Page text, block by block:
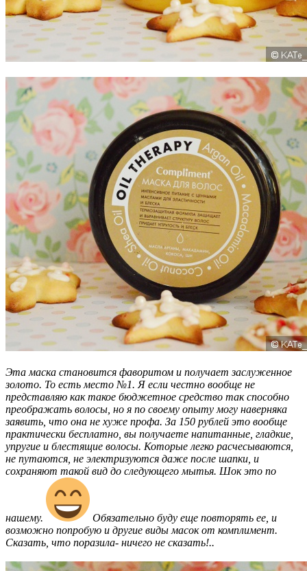
Эта маска становится фаворитом и получает заслуженное
золото. То есть место №1. Я если честно вообще не
представляю как такое бюджетное средство так способно
преображать волосы, но я по своему опыту могу наверняка
заявить, что она не хуже профа. За 150 рублей это вообще
практически бесплатно, вы получаете напитанные, гладкие,
упругие и блестящие волосы. Которые легко расчесываются,
не путаются, не электризуются даже после шапки, и
сохраняют такой вид до следующего мытья. Шок это по
нашему.
Обязательно буду еще повторять ее, и
возможно попробую и другие виды масок от комплимент.
Сказать, что поразила- ничего не сказать!..